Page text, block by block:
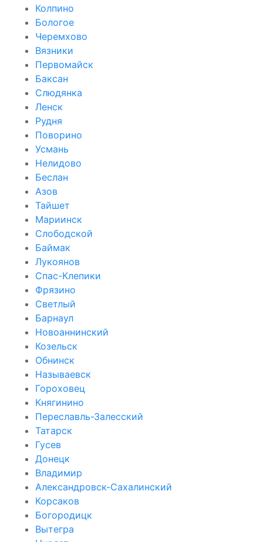
Колпино
Бологое
Черемхово
Вязники
Первомайск
Баксан
Слюдянка
Ленск
Рудня
Поворино
Усмань
Нелидово
Беслан
Азов
Тайшет
Мариинск
Слободской
Баймак
Лукоянов
Спас-Клепики
Фрязино
Светлый
Барнаул
Новоаннинский
Козельск
Обнинск
Называевск
Гороховец
Княгинино
Переславль-Залесский
Татарск
Гусев
Донецк
Владимир
Александровск-Сахалинский
Корсаков
Богородицк
Вытегра